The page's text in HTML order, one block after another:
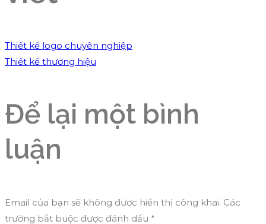
Thiết kế logo chuyên nghiệp
Thiết kế thương hiệu
Để lại một bình
luận
Email của bạn sẽ không được hiển thị công khai. Các
trường bắt buộc được đánh dấu *